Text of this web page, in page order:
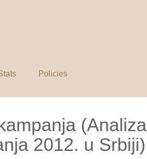
Policies
(Analiza
2012. u Srbiji)